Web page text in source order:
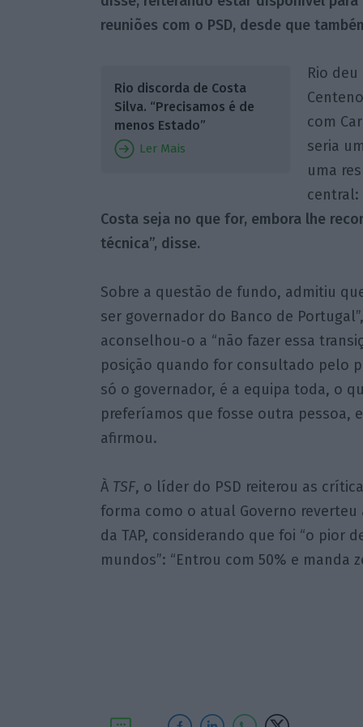
reuniões com o PSD, desde que
Rio discorda de Costa
Silva. “Precisamos é de
menos Estado”
Ler Mais
Rio
com
seria
uma
central:
Costa seja no que for, embora lhe
técnica”, disse.
Sobre a questão de fundo, admitiu
ser governador do Banco de
aconselhou-o a “não fazer essa
posição quando for consultado pelo
só o governador, é a equipa toda, o
preferíamos que fosse outra pessoa,
afirmou.
À TSF, o líder do PSD reiterou as
forma como o atual Governo reverteu
da TAP, considerando que foi “o pior
mundos”: “Entrou com 50% e manda